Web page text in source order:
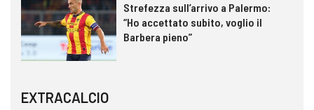
Strefezza sull’arrivo a Palermo:
“Ho accettato subito, voglio il
Barbera pieno”
EXTRACALCIO